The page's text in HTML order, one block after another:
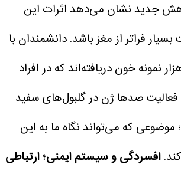
جدید نشان می‌دهد اثرات این
فراتر از مغز باشد. دانشمندان با
بیش از ۳ هزار نمونه خون دریافته‌اند که در افراد
فعالیت صدها ژن در گلبول‌های سفید
که می‌تواند نگاه ما به این
افسردگی و سیستم ایمنی؛ ارتباطی